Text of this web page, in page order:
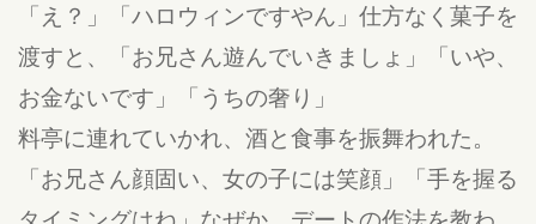
「え？」「ハロウィンですやん」仕方なく菓子を
渡すと、「お兄さん遊んでいきましょ」「いや、
お金ないです」「うちの奢り」
料亭に連れていかれ、酒と食事を振舞われた。
「お兄さん顔固い、女の子には笑顔」「手を握る